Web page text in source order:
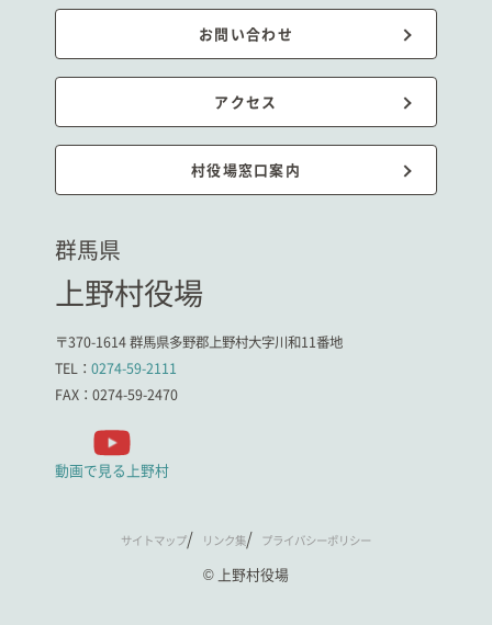
お問い合わせ
アクセス
村役場窓口案内
群馬県
上野村役場
〒370-1614 群馬県多野郡上野村大字川和11番地
TEL： 0274-59-2111
FAX：0274-59-2470
動画で見る上野村
サイトマップ リンク集 プライバシーポリシー
© 上野村役場